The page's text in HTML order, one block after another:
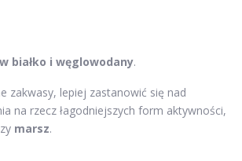
białko i węglowodany.
zakwasy, lepiej zastanowić się nad
na rzecz łagodniejszych form aktywności,
marsz.